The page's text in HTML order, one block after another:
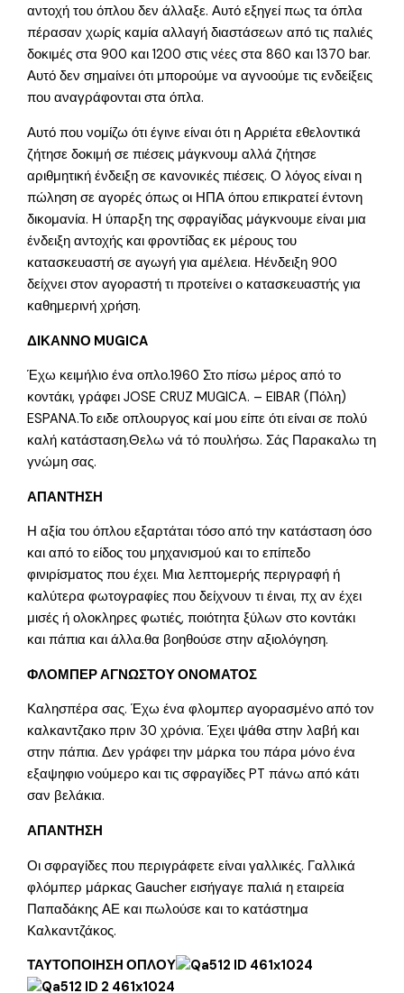
αντοχή του όπλου δεν άλλαξε. Αυτό εξηγεί πως τα όπλα
πέρασαν χωρίς καμία αλλαγή διαστάσεων από τις παλιές
δοκιμές στα 900 και 1200 στις νέες στα 860 και 1370 bar.
Αυτό δεν σημαίνει ότι μπορούμε να αγνοούμε τις ενδείξεις
που αναγράφονται στα όπλα.
Αυτό που νομίζω ότι έγινε είναι ότι η Αρριέτα εθελοντικά
ζήτησε δοκιμή σε πιέσεις μάγκνουμ αλλά ζήτησε
αριθμητική ένδειξη σε κανονικές πιέσεις. Ο λόγος είναι η
πώληση σε αγορές όπως οι ΗΠΑ όπου επικρατεί έντονη
δικομανία. Η ύπαρξη της σφραγίδας μάγκνουμε είναι μια
ένδειξη αντοχής και φροντίδας εκ μέρους του
κατασκευαστή σε αγωγή για αμέλεια. Ηένδειξη 900
δείχνει στον αγοραστή τι προτείνει ο κατασκευαστής για
καθημερινή χρήση.
ΔΙΚΑΝΝΟ MUGICA
Έχω κειμήλιο ένα οπλο.1960 Στο πίσω μέρος από το
κοντάκι, γράφει JOSE CRUZ MUGICA. – EIBAR (Πόλη)
ESPANA.Το ειδε οπλουργος καί μου είπε ότι είναι σε πολύ
καλή κατάσταση.Θελω νά τό πουλήσω. Σάς Παρακαλω τη
γνώμη σας.
ΑΠΑΝΤΗΣΗ
Η αξία του όπλου εξαρτάται τόσο από την κατάσταση όσο
και από το είδος του μηχανισμού και το επίπεδο
φινιρίσματος που έχει. Μια λεπτομερής περιγραφή ή
καλύτερα φωτογραφίες που δείχνουν τι έιναι, πχ αν έχει
μισές ή ολοκληρες φωτιές, ποιότητα ξύλων στο κοντάκι
και πάπια και άλλα.θα βοηθούσε στην αξιολόγηση.
ΦΛΟΜΠΕΡ ΑΓΝΩΣΤΟΥ ΟΝΟΜΑΤΟΣ
Καλησπέρα σας. Έχω ένα φλομπερ αγορασμένο από τον
καλκαντζακο πριν 30 χρόνια. Έχει ψάθα στην λαβή και
στην πάπια. Δεν γράφει την μάρκα του πάρα μόνο ένα
εξαψηφιο νούμερο και τις σφραγίδες PT πάνω από κάτι
σαν βελάκια.
ΑΠΑΝΤΗΣΗ
Οι σφραγίδες που περιγράφετε είναι γαλλικές. Γαλλικά
φλόμπερ μάρκας Gaucher εισήγαγε παλιά η εταιρεία
Παπαδάκης ΑΕ και πωλούσε και το κατάστημα
Καλκαντζάκος.
ΤΑΥΤΟΠΟΙΗΣΗ ΟΠΛΟΥ